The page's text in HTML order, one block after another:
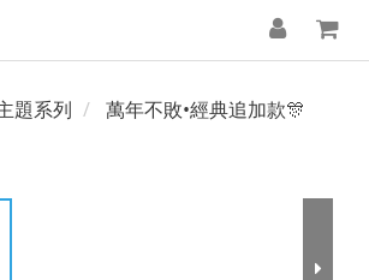
題系列 萬年不敗•經典追加款🎊